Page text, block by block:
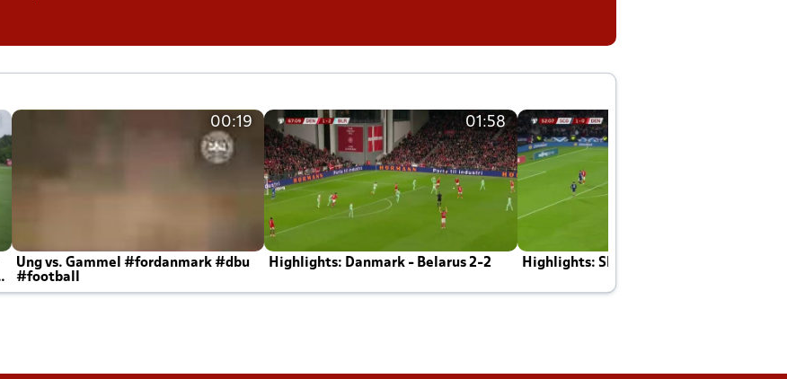
00:19
Ung vs. Gammel #fordanmark #dbu
#football
01:58
Highlights: Danmark - Belarus 2-2 Highlights: Skotland - Danmark 4-2